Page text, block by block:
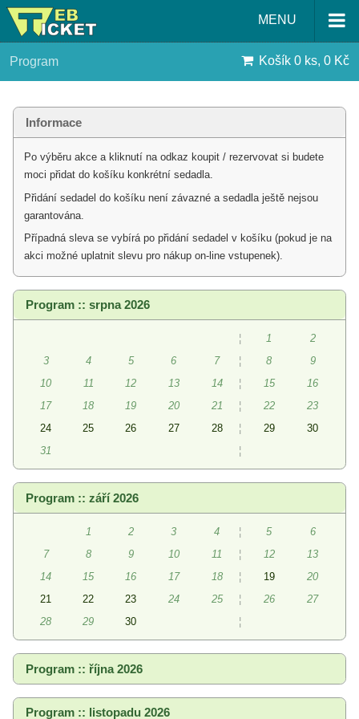
MENU
Program Košík 0 ks, 0 Kč
Informace
Po výběru akce a kliknutí na odkaz koupit / rezervovat si budete
moci přidat do košíku konkrétní sedadla.
Přidání sedadel do košíku není závazné a sedadla ještě nejsou
garantována.
Případná sleva se vybírá po přidání sedadel v košíku (pokud je na
akci možné uplatnit slevu pro nákup on-line vstupenek).
Program :: srpna 2026
¦ 1
2
3
4 5 6 7 ¦ 8
9
10
11 12 13 14 ¦ 15
16
17
18 19 20 21 ¦ 22
23
24
25 26 27 28 ¦ 29
30
31
¦
Program :: září 2026
1 2 3 4 ¦ 5
6
7
8 9 10 11 ¦ 12
13
14
15 16 17 18 ¦ 19
20
21
22 23 24 25 ¦ 26
27
28
29 30 ¦
Program :: října 2026
Program :: listopadu 2026